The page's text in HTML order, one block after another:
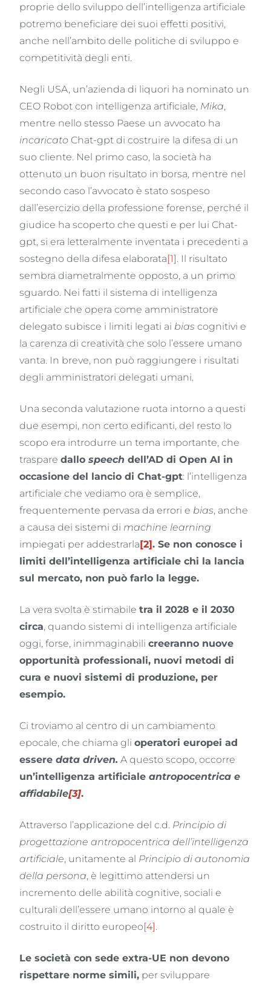
proprie dello sviluppo dell’intelligenza artificiale
potremo beneficiare dei suoi effetti positivi,
anche nell’ambito delle politiche di sviluppo e
competitività degli enti.
Negli USA, un’azienda di liquori ha nominato un
CEO Robot con intelligenza artificiale, Mika,
mentre nello stesso Paese un avvocato ha
incaricato Chat-gpt di costruire la difesa di un
suo cliente. Nel primo caso, la società ha
ottenuto un buon risultato in borsa, mentre nel
secondo caso l’avvocato è stato sospeso
dall’esercizio della professione forense, perché il
giudice ha scoperto che questi e per lui Chat-
gpt, si era letteralmente inventata i precedenti a
sostegno della difesa elaborata[1]. Il risultato
sembra diametralmente opposto, a un primo
sguardo. Nei fatti il sistema di intelligenza
artificiale che opera come amministratore
delegato subisce i limiti legati ai biascognitivi e
la carenza di creatività che solo l’essere umano
vanta. In breve, non può raggiungere i risultati
degli amministratori delegati umani.
Una seconda valutazione ruota intorno a questi
due esempi, non certo edificanti, del resto lo
scopo era introdurre un tema importante, che
trasparedallospeech dell’AD di Open AI in
occasione del lancio di Chat-gpt: l’intelligenza
artificiale che vediamo ora è semplice,
frequentemente pervasa da errori e bias, anche
a causa dei sistemi di machine learning
impiegati per addestrarla[2]. Se non conosce i
limiti dell’intelligenza artificiale chi la lancia
sul mercato, non può farlo la legge.
La vera svolta è stimabiletra il 2028 e il 2030
circa, quando sistemi di intelligenza artificiale
oggi, forse, inimmaginabilicreeranno nuove
opportunità professionali, nuovi metodi di
cura e nuovi sistemi di produzione, per
esempio.
Ci troviamo al centro di un cambiamento
epocale, che chiama glioperatori europei ad
esseredata driven. A questo scopo, occorre
un’intelligenza artificialeantropocentrica e
affidabile[3].
Attraverso l’applicazione del c.d. Principio di
progettazione antropocentrica dell’intelligenza
artificiale, unitamente al Principio di autonomia
della persona, è legittimo attendersi un
incremento delle abilità cognitive, sociali e
culturali dell’essere umano intorno al quale è
costruito il diritto europeo[4].
Le società con sede extra-UE non devono
rispettare norme simili, per sviluppare